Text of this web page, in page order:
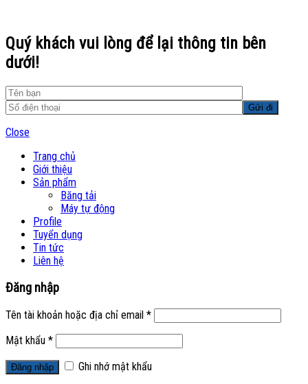
Quý khách vui lòng để lại thông tin bên
dưới!
Close
Trang chủ
Giới thiệu
Sản phẩm
Băng tải
Máy tự động
Profile
Tuyển dụng
Tin tức
Liên hệ
Đăng nhập
Tên tài khoản hoặc địa chỉ email *
Mật khẩu *
Đăng nhập
Ghi nhớ mật khẩu